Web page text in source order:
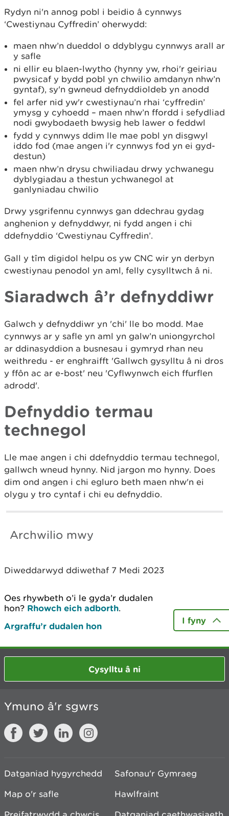
Rydyn ni'n annog pobl i beidio â cynnwys
‘Cwestiynau Cyffredin’ oherwydd:
maen nhw’n dueddol o ddyblygu cynnwys arall ar
y safle
ni ellir eu blaen-lwytho (hynny yw, rhoi'r geiriau
pwysicaf y bydd pobl yn chwilio amdanyn nhw’n
gyntaf), sy'n gwneud defnyddioldeb yn anodd
fel arfer nid yw'r cwestiynau’n rhai ‘cyffredin’
ymysg y cyhoedd – maen nhw’n ffordd i sefydliad
nodi gwybodaeth bwysig heb lawer o feddwl
fydd y cynnwys ddim lle mae pobl yn disgwyl
iddo fod (mae angen i'r cynnwys fod yn ei gyd-
destun)
maen nhw’n drysu chwiliadau drwy ychwanegu
dyblygiadau a thestun ychwanegol at
ganlyniadau chwilio
Drwy ysgrifennu cynnwys gan ddechrau gydag
anghenion y defnyddwyr, ni fydd angen i chi
ddefnyddio ‘Cwestiynau Cyffredin’.
Gall y tîm digidol helpu os yw CNC wir yn derbyn
cwestiynau penodol yn aml, felly cysylltwch â ni.
Siaradwch â’r defnyddiwr
Galwch y defnyddiwr yn 'chi' lle bo modd. Mae
cynnwys ar y safle yn aml yn galw’n uniongyrchol
ar ddinasyddion a busnesau i gymryd rhan neu
weithredu - er enghraifft 'Gallwch gysylltu â ni dros
y ffôn ac ar e-bost' neu 'Cyflwynwch eich ffurflen
adrodd'.
Defnyddio termau
technegol
Lle mae angen i chi ddefnyddio termau technegol,
gallwch wneud hynny. Nid jargon mo hynny. Does
dim ond angen i chi egluro beth maen nhw'n ei
olygu y tro cyntaf i chi eu defnyddio.
Archwilio mwy
Diweddarwyd ddiwethaf 7 Medi 2023
Oes rhywbeth o’i le gyda’r dudalen
hon? Rhowch eich adborth.
Argraffu’r dudalen hon
I fyny
Cysylltu â ni
Ymuno â'r sgwrs
Datganiad hygyrchedd
Safonau'r Gymraeg
Map o'r safle
Hawlfraint